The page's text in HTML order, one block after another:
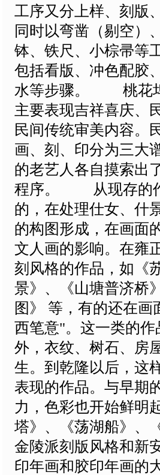
工序又分上样、刻版
同时以弯凿（剔空）
钵、铁尺、小棕帚等
包括看版、冲色配胶
水等步骤。
桃花坞
主要表现吉祥喜庆、
民间传统审美内容。
画、刻、印分为三大
的老艺人各自摸索出
程序。
从现存的作
的，在处理仕女、什
的构图形成，在画面
文人画的影响。在雍
刻风格的作品，如《
景》、《山塘普济桥
图》 等，有的还在
西笔意"。这一类的
外，衣纹、树石、房
生。到乾隆以后，这
表现的作品。与早期
力，色彩也开始鲜明
塔》、《荡湖船》、
金陵派刻版风格和新
印年画和胶印年画的